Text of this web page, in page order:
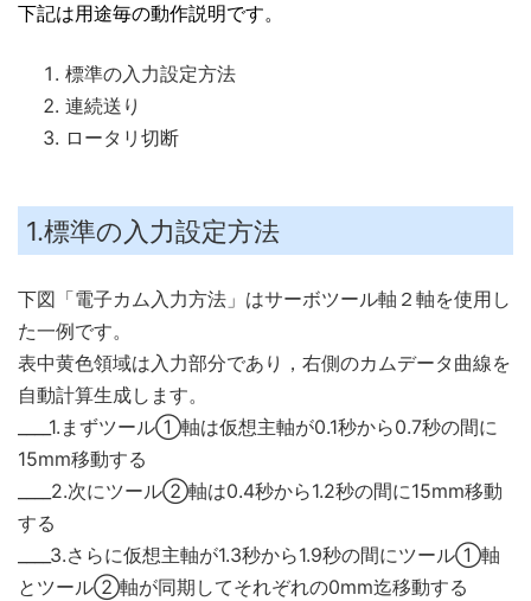
下記は用途毎の動作説明です。
標準の入力設定方法
連続送り
ロータリ切断
1.標準の入力設定方法
下図「電子カム入力方法」はサーボツール軸２軸を使用し
た一例です。
表中黄色領域は入力部分であり，右側のカムデータ曲線を
自動計算生成します。
____1.まずツール①軸は仮想主軸が0.1秒から0.7秒の間に
15mm移動する
____2.次にツール②軸は0.4秒から1.2秒の間に15mm移動
する
____3.さらに仮想主軸が1.3秒から1.9秒の間にツール①軸
とツール②軸が同期してそれぞれの0mm迄移動する